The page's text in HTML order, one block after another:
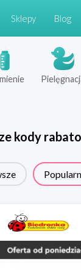
Sklepy Blog
kody